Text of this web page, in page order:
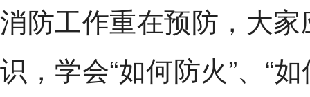
消防工作重在预防，大
识，学会“如何防火”、“